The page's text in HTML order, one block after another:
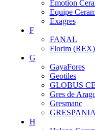
Emotion
Equipe
Exagres
F
FANAL
Florim (REX)
G
GayaFores
Geotiles
GLOBUS
Gres de
Gresmanc
GRESPANIA
H